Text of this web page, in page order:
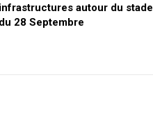
infrastructures autour du stade
du 28 Septembre